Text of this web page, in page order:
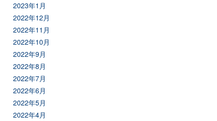
2023年1月
2022年12月
2022年11月
2022年10月
2022年9月
2022年8月
2022年7月
2022年6月
2022年5月
2022年4月